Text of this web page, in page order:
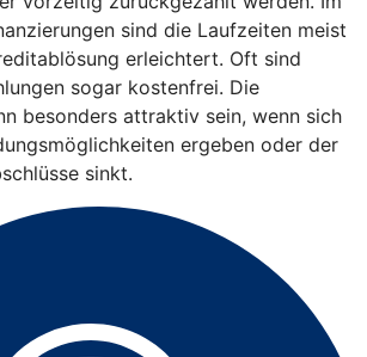
sind die Laufzeiten meist
erleichtert. Oft sind
sogar kostenfrei. Die
besonders attraktiv sein, wenn sich
ergeben oder der
sinkt.